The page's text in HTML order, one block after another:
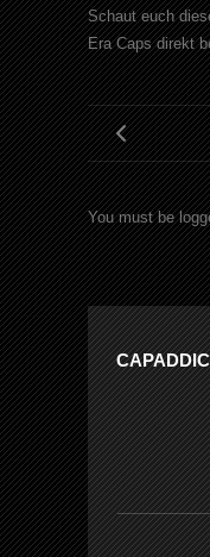
Schaut euch
Era Caps direkt
You must be